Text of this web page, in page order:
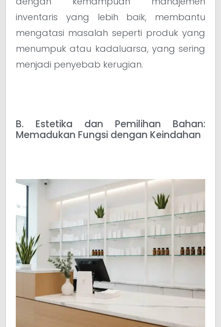
inventaris yang lebih baik, membantu
mengatasi masalah seperti produk yang
menumpuk atau kadaluarsa, yang sering
menjadi penyebab kerugian.
B. Estetika dan Pemilihan Bahan:
Memadukan Fungsi dengan Keindahan